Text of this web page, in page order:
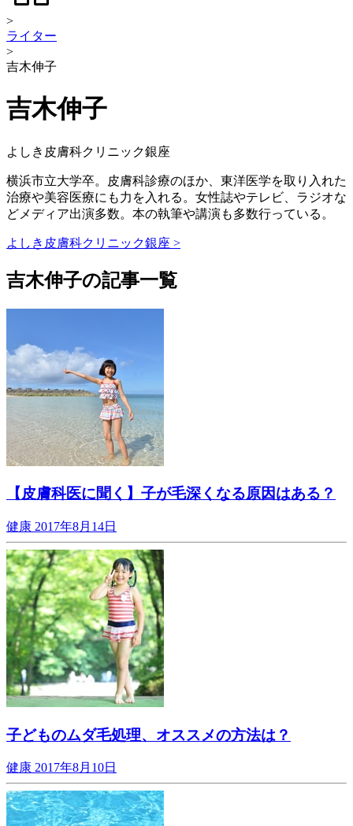
>
ライター
>
吉木伸子
吉木伸子
よしき皮膚科クリニック銀座
横浜市立大学卒。皮膚科診療のほか、東洋医学を取り入れた
治療や美容医療にも力を入れる。女性誌やテレビ、ラジオな
どメディア出演多数。本の執筆や講演も多数行っている。
よしき皮膚科クリニック銀座 >
吉木伸子の記事一覧
【皮膚科医に聞く】子が毛深くなる原因はある？
健康 2017年8月14日
子どものムダ毛処理、オススメの方法は？
健康 2017年8月10日